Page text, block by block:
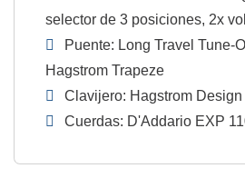
selector de 3 posiciones, 2x
Puente: Long Travel Tune-
Hagstrom Trapeze
Clavijero: Hagstrom Design
Cuerdas: D'Addario EXP